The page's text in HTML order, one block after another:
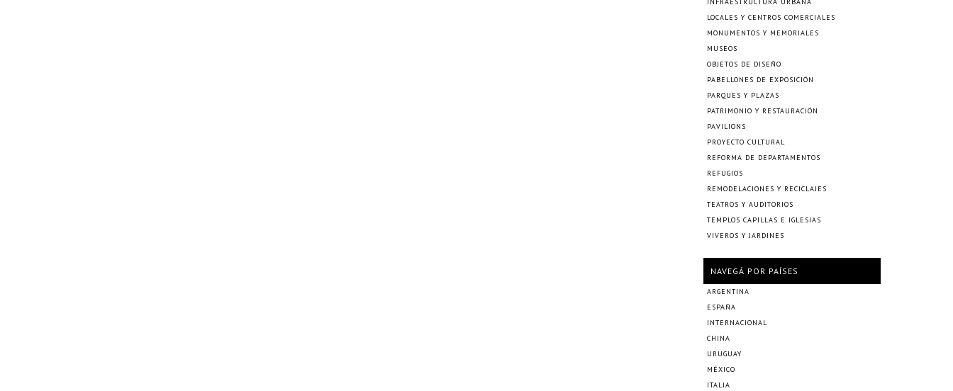
LOCALES Y CENTROS COMERCIALES
MONUMENTOS Y MEMORIALES
MUSEOS
OBJETOS DE DISEÑO
PABELLONES DE EXPOSICIÓN
PARQUES Y PLAZAS
PATRIMONIO Y RESTAURACIÓN
PAVILIONS
PROYECTO CULTURAL
REFORMA DE DEPARTAMENTOS
REFUGIOS
REMODELACIONES Y RECICLAJES
TEATROS Y AUDITORIOS
TEMPLOS CAPILLAS E IGLESIAS
VIVEROS Y JARDINES
NAVEGÁ POR PAÍSES
ARGENTINA
ESPAÑA
INTERNACIONAL
CHINA
URUGUAY
MÉXICO
ITALIA